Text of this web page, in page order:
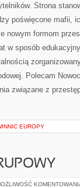
Strona
poświęcone mafii,
nowym formom
w sposób
Polecam
związane z
EUROPY